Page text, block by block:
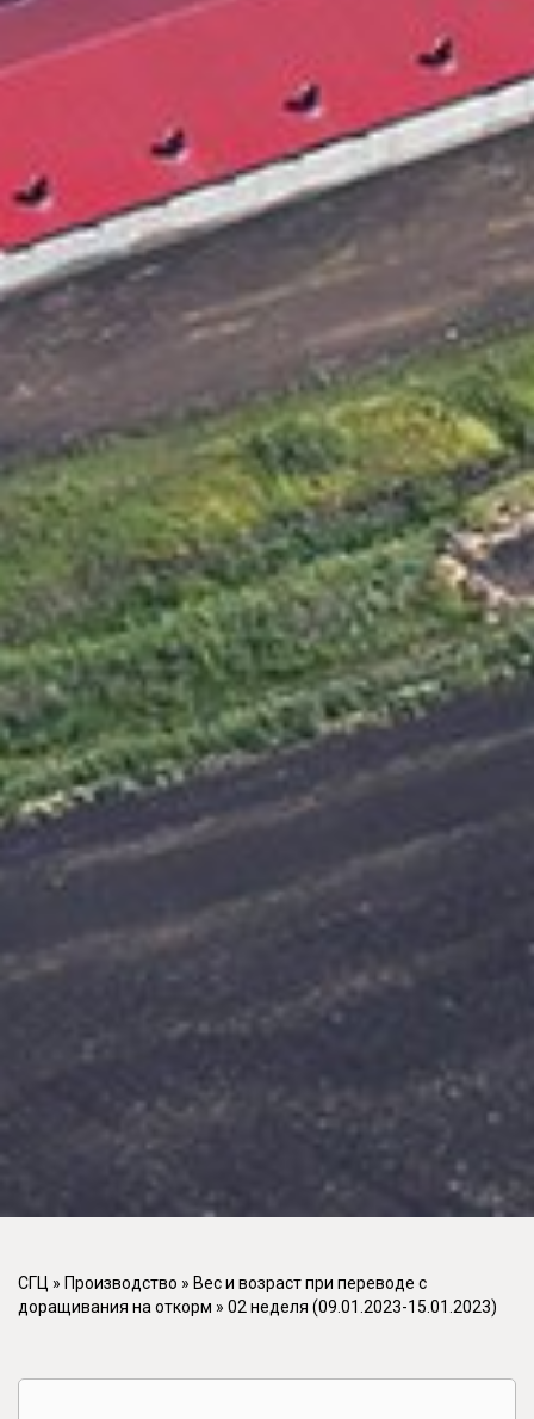
СГЦ » Производство » Вес и возраст при переводе с
доращивания на откорм » 02 неделя (09.01.2023-15.01.2023)